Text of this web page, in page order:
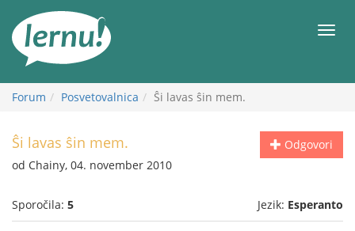
vsebini
Meni
Forum Posvetovalnica Ŝi lavas ŝin mem.
Odgovori
Ŝi lavas ŝin mem.
od Chainy, 04. november 2010
Sporočila: 5 Jezik: Esperanto